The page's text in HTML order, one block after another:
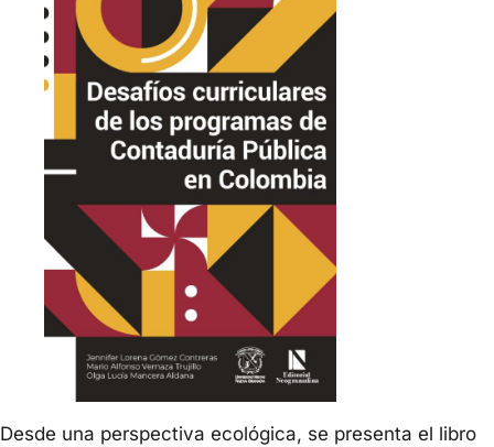
Desde una perspectiva ecológica, se presenta el libro